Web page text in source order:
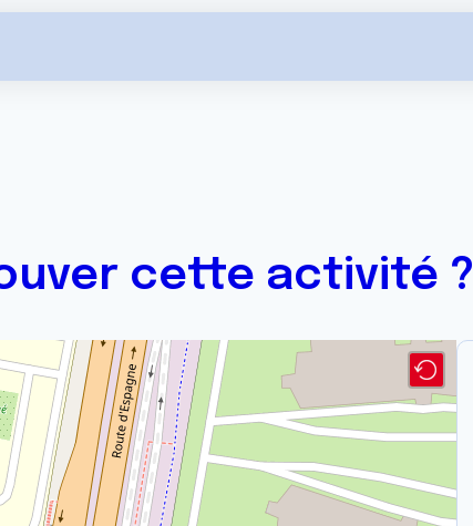
cette activité ?